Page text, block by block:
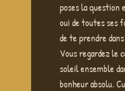
poses la question
oui de toutes ses
de te prendre
Vous regardez le
soleil ensemble
bonheur absolu.